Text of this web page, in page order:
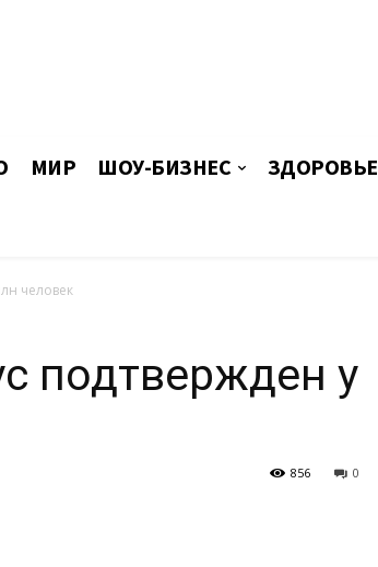
МИР ШОУ-БИЗНЕС ЗДОРОВЬЕ
человек
подтвержден у
0
856